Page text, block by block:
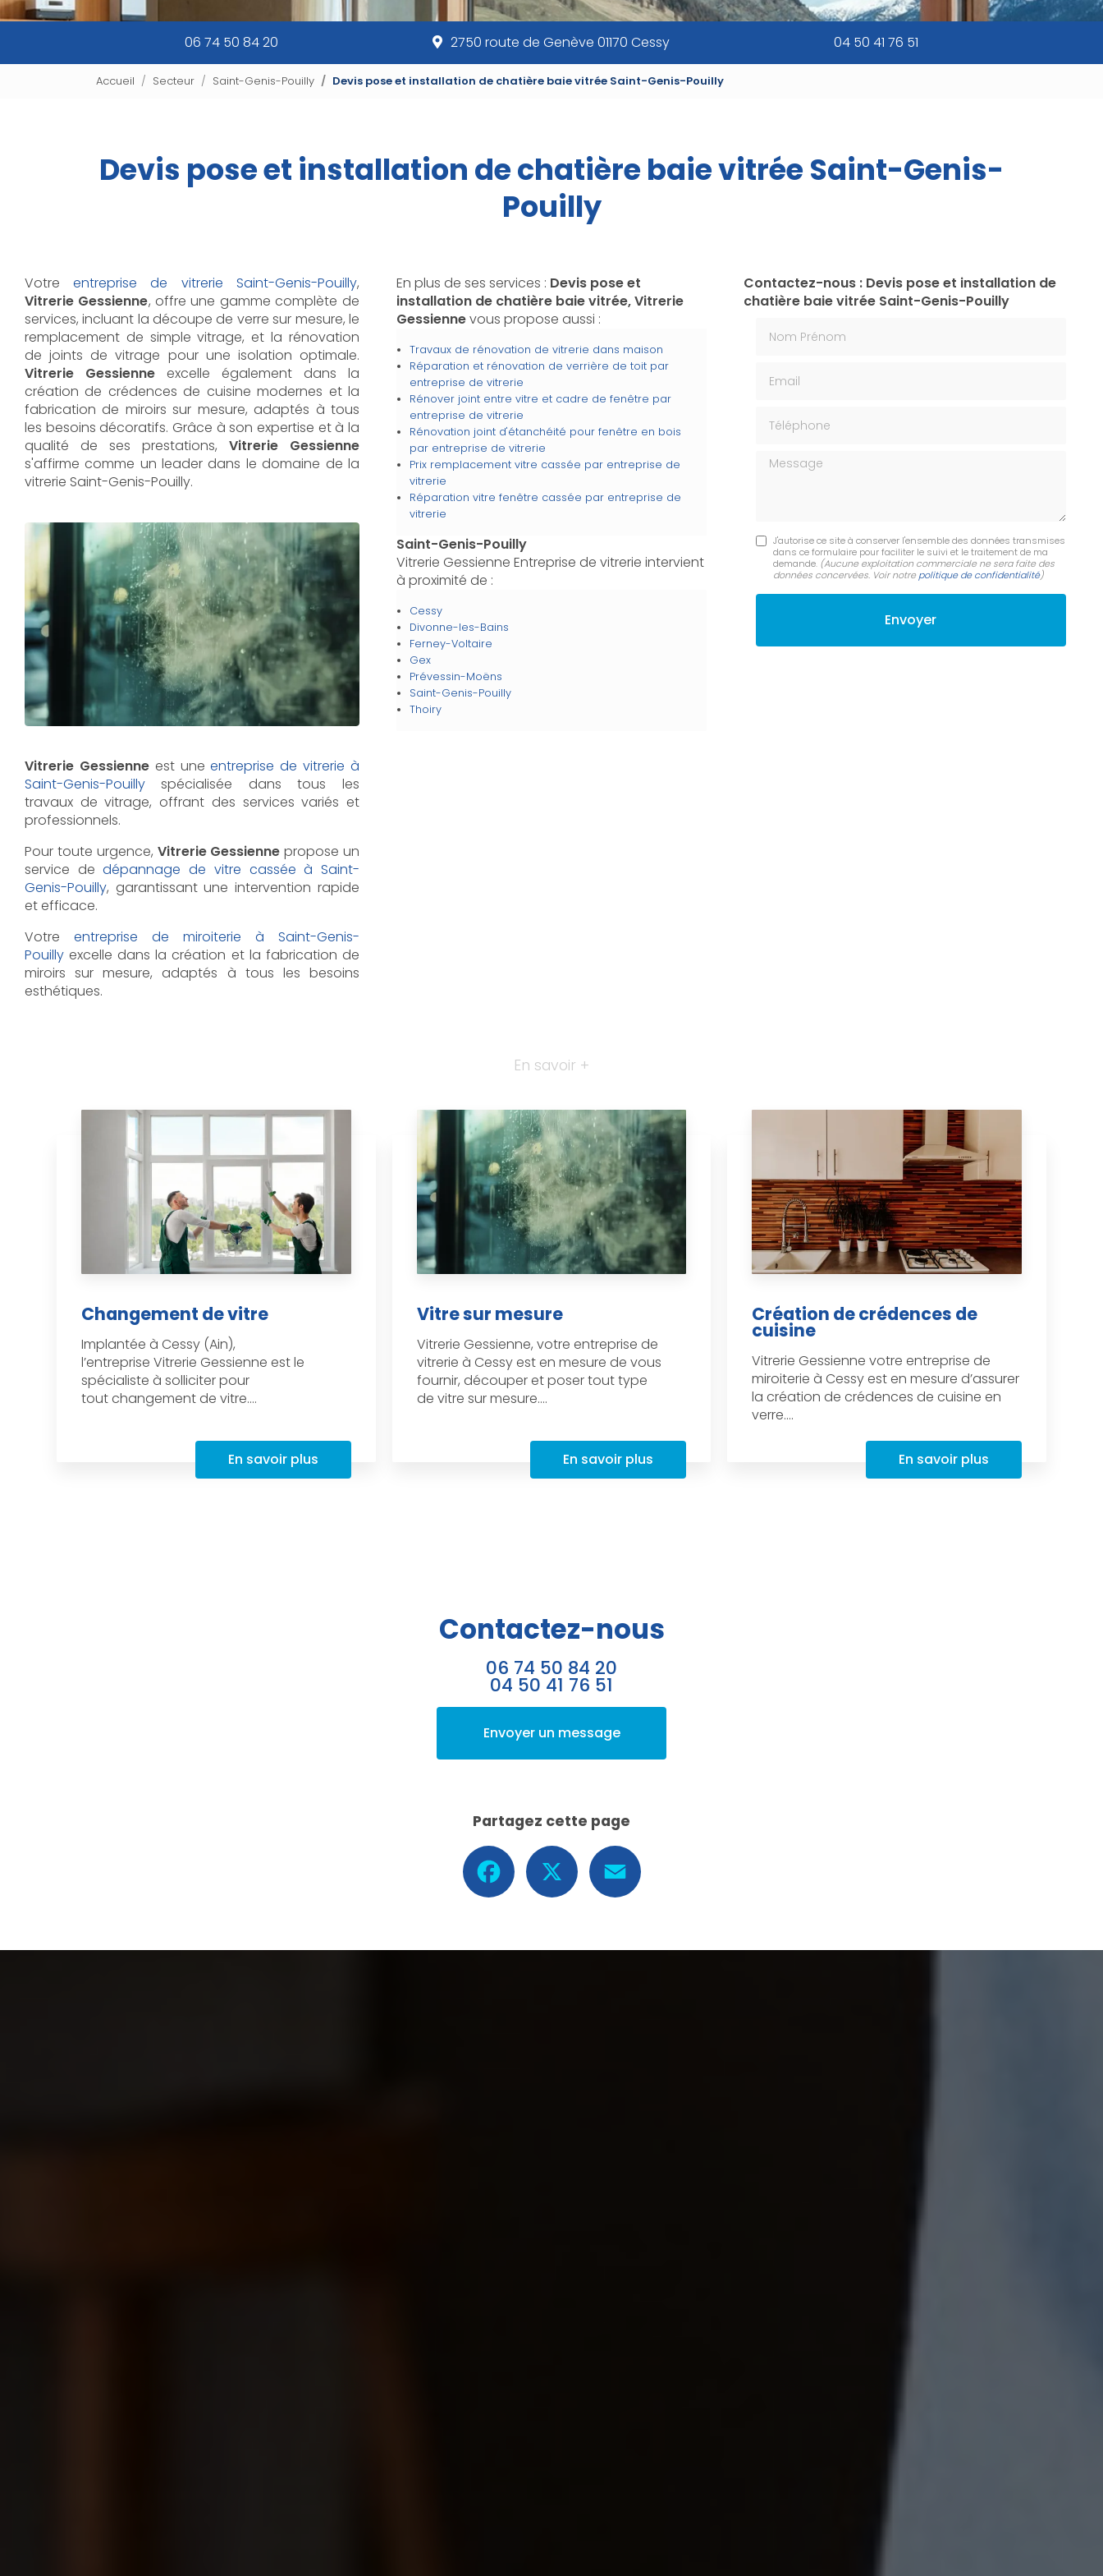
06 74 50 84 20 2750 route de Genève 01170 Cessy 04 50 41 76 51
Accueil Secteur Saint-Genis-Pouilly Devis pose et installation de chatière baie vitrée Saint-Genis-Pouilly
Devis pose et installation de chatière baie vitrée Saint-Genis-
Pouilly
Votreentreprise de vitrerie Saint-Genis-Pouilly,
Vitrerie Gessienne, offre une gamme complète de
services, incluant la découpe de verre sur mesure, le
remplacement de simple vitrage, et la rénovation
de joints de vitrage pour une isolation optimale.
Vitrerie Gessienne excelle également dans la
création de crédences de cuisine modernes et la
fabrication de miroirs sur mesure, adaptés à tous
les besoins décoratifs. Grâce à son expertise et à la
qualité de ses prestations, Vitrerie Gessienne
s'affirme comme un leader dans le domaine de la
vitrerie Saint-Genis-Pouilly.
Vitrerie Gessienneest uneentreprise de vitrerie à
Saint-Genis-Pouilly spécialisée dans tous les
travaux de vitrage, offrant des services variés et
professionnels.
Pour toute urgence, Vitrerie Gessienne propose un
service dedépannage de vitre cassée à Saint-
Genis-Pouilly, garantissant une intervention rapide
et efficace.
Votre entreprise de miroiterie à Saint-Genis-
Pouilly excelle dans la création et la fabrication de
miroirs sur mesure, adaptés à tous les besoins
esthétiques.
En plus de ses services : Devis pose et
installation de chatière baie vitrée, Vitrerie
Gessiennevous propose aussi :
Travaux de rénovation de vitrerie dans maison
Réparation et rénovation de verrière de toit par
entreprise de vitrerie
Rénover joint entre vitre et cadre de fenêtre par
entreprise de vitrerie
Rénovation joint d'étanchéité pour fenêtre en bois
par entreprise de vitrerie
Prix remplacement vitre cassée par entreprise de
vitrerie
Réparation vitre fenêtre cassée par entreprise de
vitrerie
Saint-Genis-Pouilly
Vitrerie Gessienne Entreprise de vitrerie intervient
à proximité de :
Cessy
Divonne-les-Bains
Ferney-Voltaire
Gex
Prévessin-Moëns
Saint-Genis-Pouilly
Thoiry
Contactez-nous : Devis pose et installation de
chatière baie vitrée Saint-Genis-Pouilly
Message
J'autorise ce site à conserver l'ensemble des données transmises
dans ce formulaire pour faciliter le suivi et le traitement de ma
demande. (Aucune exploitation commerciale ne sera faite des
données concervées. Voir notrepolitique de confidentialité)
En savoir +
Changement de vitre
Implantée à Cessy (Ain),
l’entreprise Vitrerie Gessienne est le
spécialiste à solliciter pour
tout changement de vitre....
En savoir plus
Vitre sur mesure
Vitrerie Gessienne, votre entreprise de
vitrerie à Cessy est en mesure de vous
fournir, découper et poser tout type
de vitre sur mesure....
En savoir plus
Création de crédences de
cuisine
Vitrerie Gessienne votre entreprise de
miroiterie à Cessy est en mesure d’assurer
la création de crédences de cuisine en
verre....
En savoir plus
Contactez-nous
06 74 50 84 20
04 50 41 76 51
Envoyer un message
Partagez cette page
Facebook